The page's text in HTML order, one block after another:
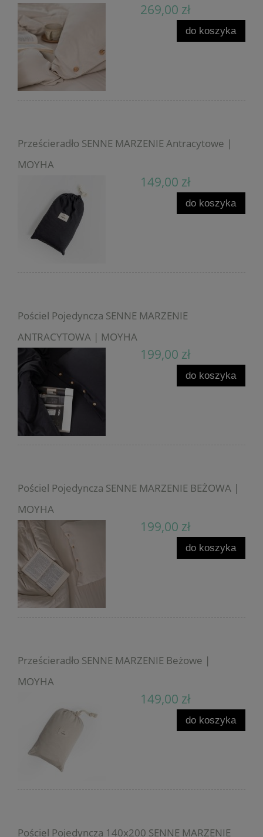
269,00 zł
do koszyka
Prześcieradło SENNE MARZENIE Antracytowe |
MOYHA
149,00 zł
do koszyka
Pościel Pojedyncza SENNE MARZENIE
ANTRACYTOWA | MOYHA
199,00 zł
do koszyka
Pościel Pojedyncza SENNE MARZENIE BEŻOWA |
MOYHA
199,00 zł
do koszyka
Prześcieradło SENNE MARZENIE Beżowe |
MOYHA
149,00 zł
do koszyka
Pościel Pojedyncza 140x200 SENNE MARZENIE